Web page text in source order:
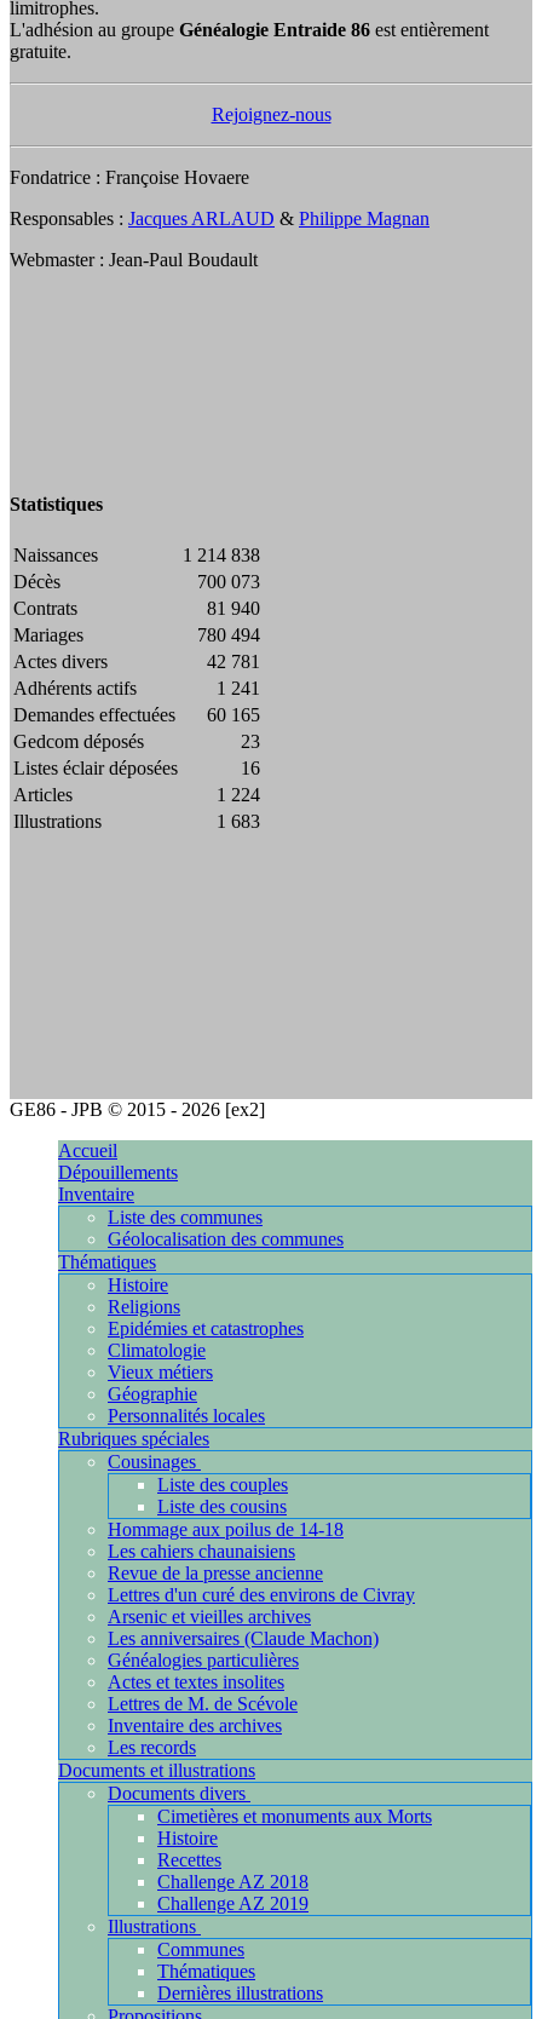
limitrophes.
L'adhésion au groupe Généalogie Entraide 86 est entièrement
gratuite.
Rejoignez-nous
Fondatrice : Françoise Hovaere
Responsables : Jacques ARLAUD & Philippe Magnan
Webmaster : Jean-Paul Boudault
Statistiques
Naissances
1 214 838
Décès
700 073
Contrats
81 940
Mariages
780 494
Actes divers
42 781
Adhérents actifs
1 241
Demandes effectuées
60 165
Gedcom déposés
23
Listes éclair déposées
16
Articles
1 224
Illustrations
1 683
GE86 - JPB © 2015 - 2026 [ex2]
Accueil
Dépouillements
Inventaire
Liste des communes
Géolocalisation des communes
Thématiques
Histoire
Religions
Epidémies et catastrophes
Climatologie
Vieux métiers
Géographie
Personnalités locales
Rubriques spéciales
Cousinages
Liste des couples
Liste des cousins
Hommage aux poilus de 14-18
Les cahiers chaunaisiens
Revue de la presse ancienne
Lettres d'un curé des environs de Civray
Arsenic et vieilles archives
Les anniversaires (Claude Machon)
Généalogies particulières
Actes et textes insolites
Lettres de M. de Scévole
Inventaire des archives
Les records
Documents et illustrations
Documents divers
Cimetières et monuments aux Morts
Histoire
Recettes
Challenge AZ 2018
Challenge AZ 2019
Illustrations
Communes
Thématiques
Dernières illustrations